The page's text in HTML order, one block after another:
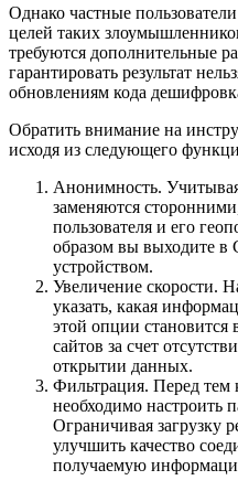
Однако частные
целей таких
требуются дополнительные
гарантировать результат
обновлениям кода
Обратить внимание на
исходя из следующего
Анонимность.
заменяются
пользователя и его
образом вы выходите в
устройством.
Увеличение скорости.
указать, какая
этой опции становится
сайтов за счет
открытии данных.
Фильтрация. Перед тем
необходимо настроить
Ограничивая загрузку
улучшить качество
получаемую